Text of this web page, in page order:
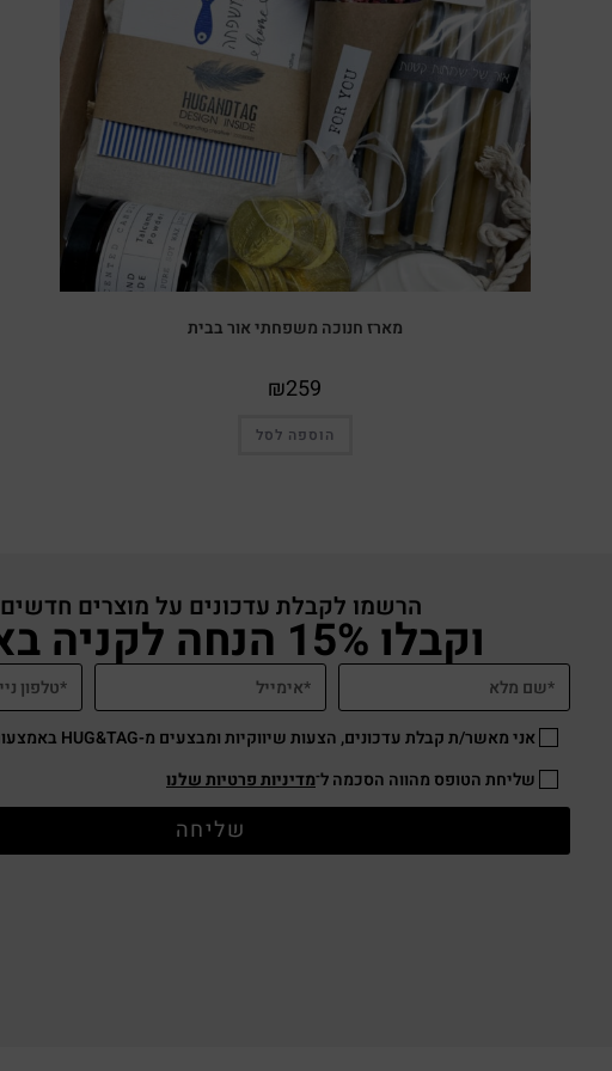
מארז חנוכה משפחתי אור בבית
₪259
הוספה לסל
הרשמו לקבלת עדכונים על מוצרים חדשים
וקבלו 15% הנחה לקניה באתר
אני מאשר/ת קבלת עדכונים, הצעות שיווקיות ומבצעים מ-HUG&TAG באמצעות דוא”ל ו/או SMS.
שליחת הטופס מהווה הסכמה ל־מדיניות פרטיות שלנו
שליחה